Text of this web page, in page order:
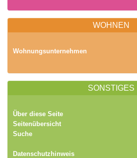
WOHNEN
Wohnungsunternehmen
SONSTIGES
Über diese Seite
Seitenübersicht
Suche
Datenschutzhinweis